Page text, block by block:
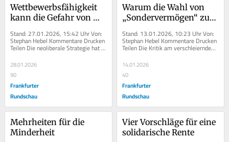
Wettbewerbsfähigkeit
kann die Gefahr von
Stand: 27.01.2026, 15:42 Uhr Von:
Stephan Hebel Kommentare Drucken
Teilen Die neoliberale Strategie hat
28.01.2026
90
Frankfurter
Rundschau
Warum die Wahl von
„Sondervermögen“ zum
ist
Stand: 13.01.2026, 10:23 Uhr Von:
Stephan Hebel Kommentare Drucken
Teilen Die Kritik am verschleiernden
14.01.2026
40
Frankfurter
Rundschau
Mehrheiten für die
Minderheit
Vier Vorschläge für eine
solidarische Rente